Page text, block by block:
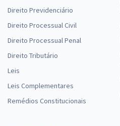
Direito Previdenciário
Direito Processual Civil
Direito Processual Penal
Direito Tributário
Leis
Leis Complementares
Remédios Constitucionais